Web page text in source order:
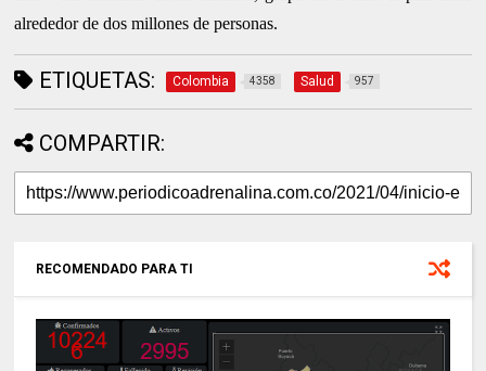
alrededor de dos millones de personas.
ETIQUETAS: Colombia 4358 Salud 957
COMPARTIR:
RECOMENDADO PARA TI